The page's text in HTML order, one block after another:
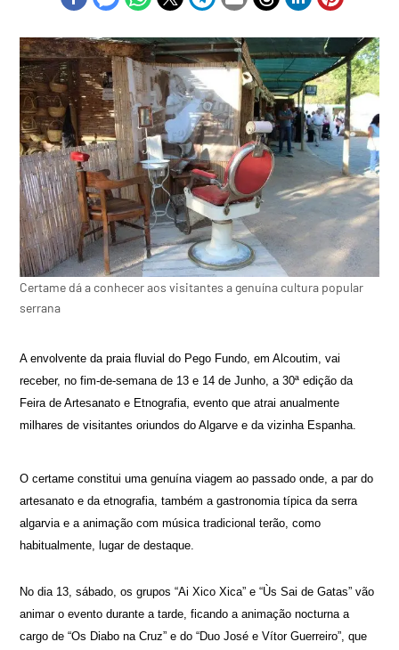
Certame dá a conhecer aos visitantes a genuína cultura popular
serrana
A envolvente da praia fluvial do Pego Fundo, em Alcoutim, vai
receber, no fim-de-semana de 13 e 14 de Junho, a 30ª edição da
Feira de Artesanato e Etnografia, evento que atrai anualmente
milhares de visitantes oriundos do Algarve e da vizinha Espanha.
O certame constitui uma genuína viagem ao passado onde, a par do
artesanato e da etnografia, também a gastronomia típica da serra
algarvia e a animação com música tradicional terão, como
habitualmente, lugar de destaque.
No dia 13, sábado, os grupos “Ai Xico Xica” e “Ùs Sai de Gatas” vão
animar o evento durante a tarde, ficando a animação nocturna a
cargo de “Os Diabo na Cruz” e do “Duo José e Vítor Guerreiro”, que